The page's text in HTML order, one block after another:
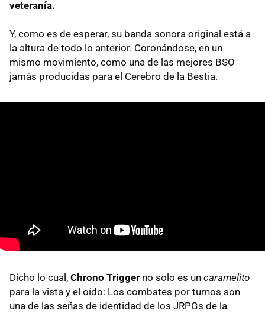
veteranía.
Y, como es de esperar, su banda sonora original está a
la altura de todo lo anterior. Coronándose, en un
mismo movimiento, como una de las mejores BSO
jamás producidas para el Cerebro de la Bestia.
Dicho lo cual, Chrono Trigger no solo es un caramelito
para la vista y el oído: Los combates por turnos son
una de las señas de identidad de los JRPGs de la